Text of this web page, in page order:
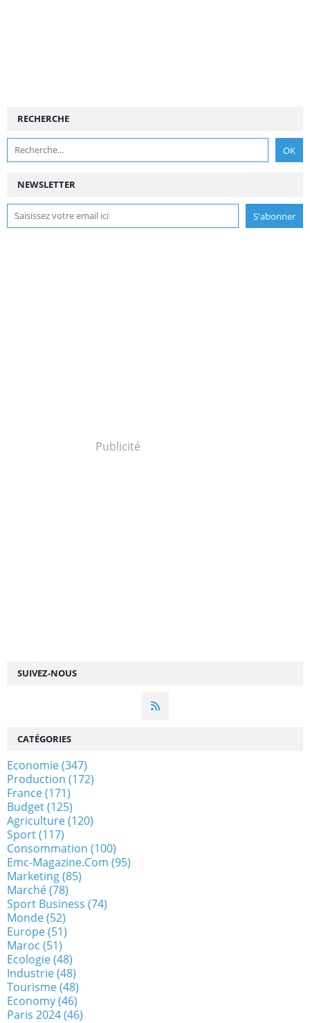
NEWSLETTER
SUIVEZ-NOUS
RECHERCHE
Publicité
CATÉGORIES
Economie(347)
Production (172)
France(171)
Budget(125)
Agriculture(120)
Sport(117)
Consommation (100)
Emc-Magazine.com (95)
Marketing(85)
Marché(78)
Sport Business (74)
Monde(52)
Europe(51)
Maroc (51)
Ecologie(48)
Industrie(48)
Tourisme(48)
Economy(46)
Paris 2024(46)